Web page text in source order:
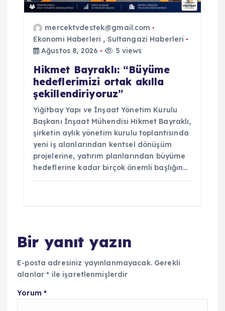
mercektvdestek@gmail.com
Ekonomi Haberleri , Sultangazi Haberleri
Ağustos 8, 2026
5 views
Hikmet Bayraklı: “Büyüme
hedeflerimizi ortak akılla
şekillendiriyoruz”
Yiğitbay Yapı ve İnşaat Yönetim Kurulu
Başkanı İnşaat Mühendisi Hikmet Bayraklı,
şirketin aylık yönetim kurulu toplantısında
yeni iş alanlarından kentsel dönüşüm
projelerine, yatırım planlarından büyüme
hedeflerine kadar birçok önemli başlığın…
Bir yanıt yazın
E-posta adresiniz yayınlanmayacak. Gerekli
alanlar* ile işaretlenmişlerdir
Yorum *